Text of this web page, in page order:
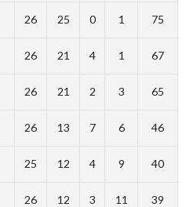
26 25 0 1 75
26 21 4 1 67
26 21 2 3 65
26 13 7 6 46
25 12 4 9 40
26 12 3 11 39